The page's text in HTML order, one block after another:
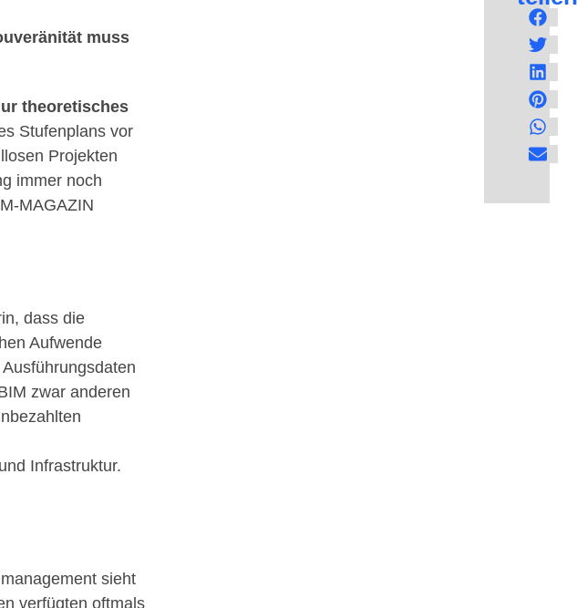
muss
theoretisches
Stufenplans vor
Projekten
immer noch
MAGAZIN
dass die
Aufwende
zwar anderen
Infrastruktur.
sieht
verfügten oftmals